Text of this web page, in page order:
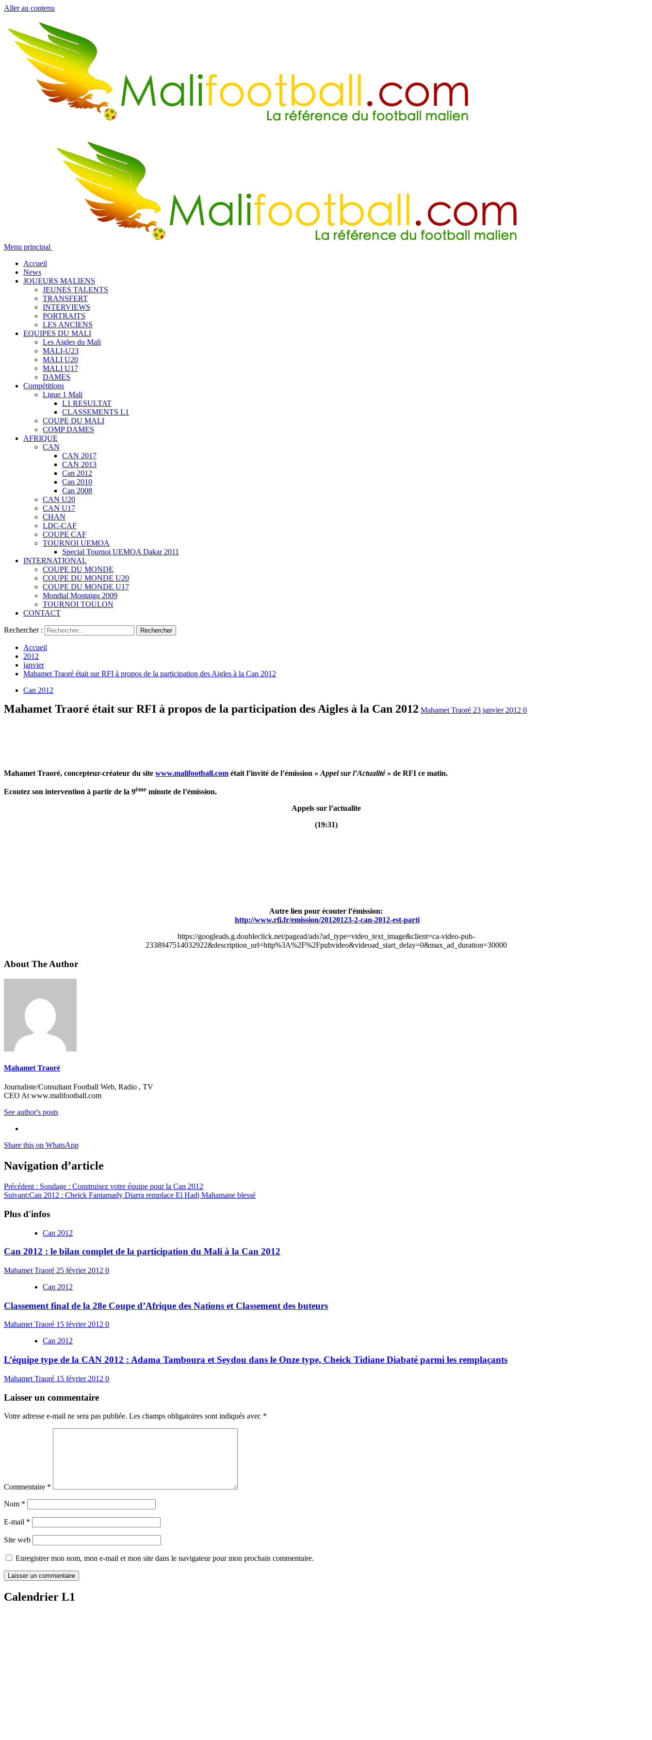
Aller au contenu
Menu principal
Accueil
News
JOUEURS MALIENS
JEUNES TALENTS
TRANSFERT
INTERVIEWS
PORTRAITS
LES ANCIENS
EQUIPES DU MALI
Les Aigles du Mali
MALI-U23
MALI U20
MALI U17
DAMES
Compétitions
Ligue 1 Mali
L1 RESULTAT
CLASSEMENTS L1
COUPE DU MALI
COMP DAMES
AFRIQUE
CAN
CAN 2017
CAN 2013
Can 2012
Can 2010
Can 2008
CAN U20
CAN U17
CHAN
LDC-CAF
COUPE CAF
TOURNOI UEMOA
Special Tournoi UEMOA Dakar 2011
INTERNATIONAL
COUPE DU MONDE
COUPE DU MONDE U20
COUPE DU MONDE U17
Mondial Montaigu 2009
TOURNOI TOULON
CONTACT
Rechercher :
Accueil
2012
janvier
Mahamet Traoré était sur RFI à propos de la participation des Aigles à la Can 2012
Can 2012
Mahamet Traoré était sur RFI à propos de la participation des Aigles à la Can 2012 Mahamet Traoré 23 janvier 2012 0
Mahamet Traoré, concepteur-créateur du site www.malifootball.com était l’invité de l’émission « Appel sur l’Actualité» de RFI ce matin.
Ecoutez son intervention à partir de la 9ème minute de l’émission.
Appels sur l’actualite
(19:31)
Autre lien pour écouter l’émission:
http://www.rfi.fr/emission/20120123-2-can-2012-est-parti
https://googleads.g.doubleclick.net/pagead/ads?ad_type=video_text_image&client=ca-video-pub-
2338947514032922&description_url=http%3A%2F%2Fpubvideo&videoad_start_delay=0&max_ad_duration=30000
About The Author
Mahamet Traoré
Journaliste/Consultant Football Web, Radio , TV
CEO At www.malifootball.com
See author's posts
Share this on WhatsApp
Navigation d’article
Précédent : Sondage : Construisez votre équipe pour la Can 2012
Suivant:Can 2012 : Cheick Fantamady Diarra remplace El Hadj Mahamane blessé
Plus d'infos
Can 2012
Can 2012 : le bilan complet de la participation du Mali à la Can 2012
Mahamet Traoré 25 février 2012 0
Can 2012
Classement final de la 28e Coupe d’Afrique des Nations et Classement des buteurs
Mahamet Traoré 15 février 2012 0
Can 2012
L’équipe type de la CAN 2012 : Adama Tamboura et Seydou dans le Onze type, Cheick Tidiane Diabaté parmi les remplaçants
Mahamet Traoré 15 février 2012 0
Laisser un commentaire
Votre adresse e-mail ne sera pas publiée. Les champs obligatoires sont indiqués avec *
Commentaire *
Nom *
E-mail *
Site web
Enregistrer mon nom, mon e-mail et mon site dans le navigateur pour mon prochain commentaire.
Calendrier L1